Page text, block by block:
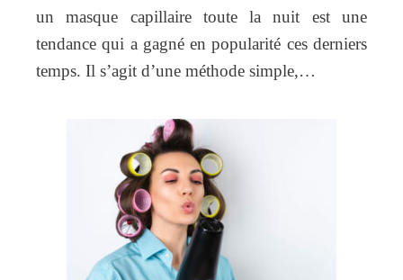
un masque capillaire toute la nuit est une
tendance qui a gagné en popularité ces derniers
temps. Il s’agit d’une méthode simple,…